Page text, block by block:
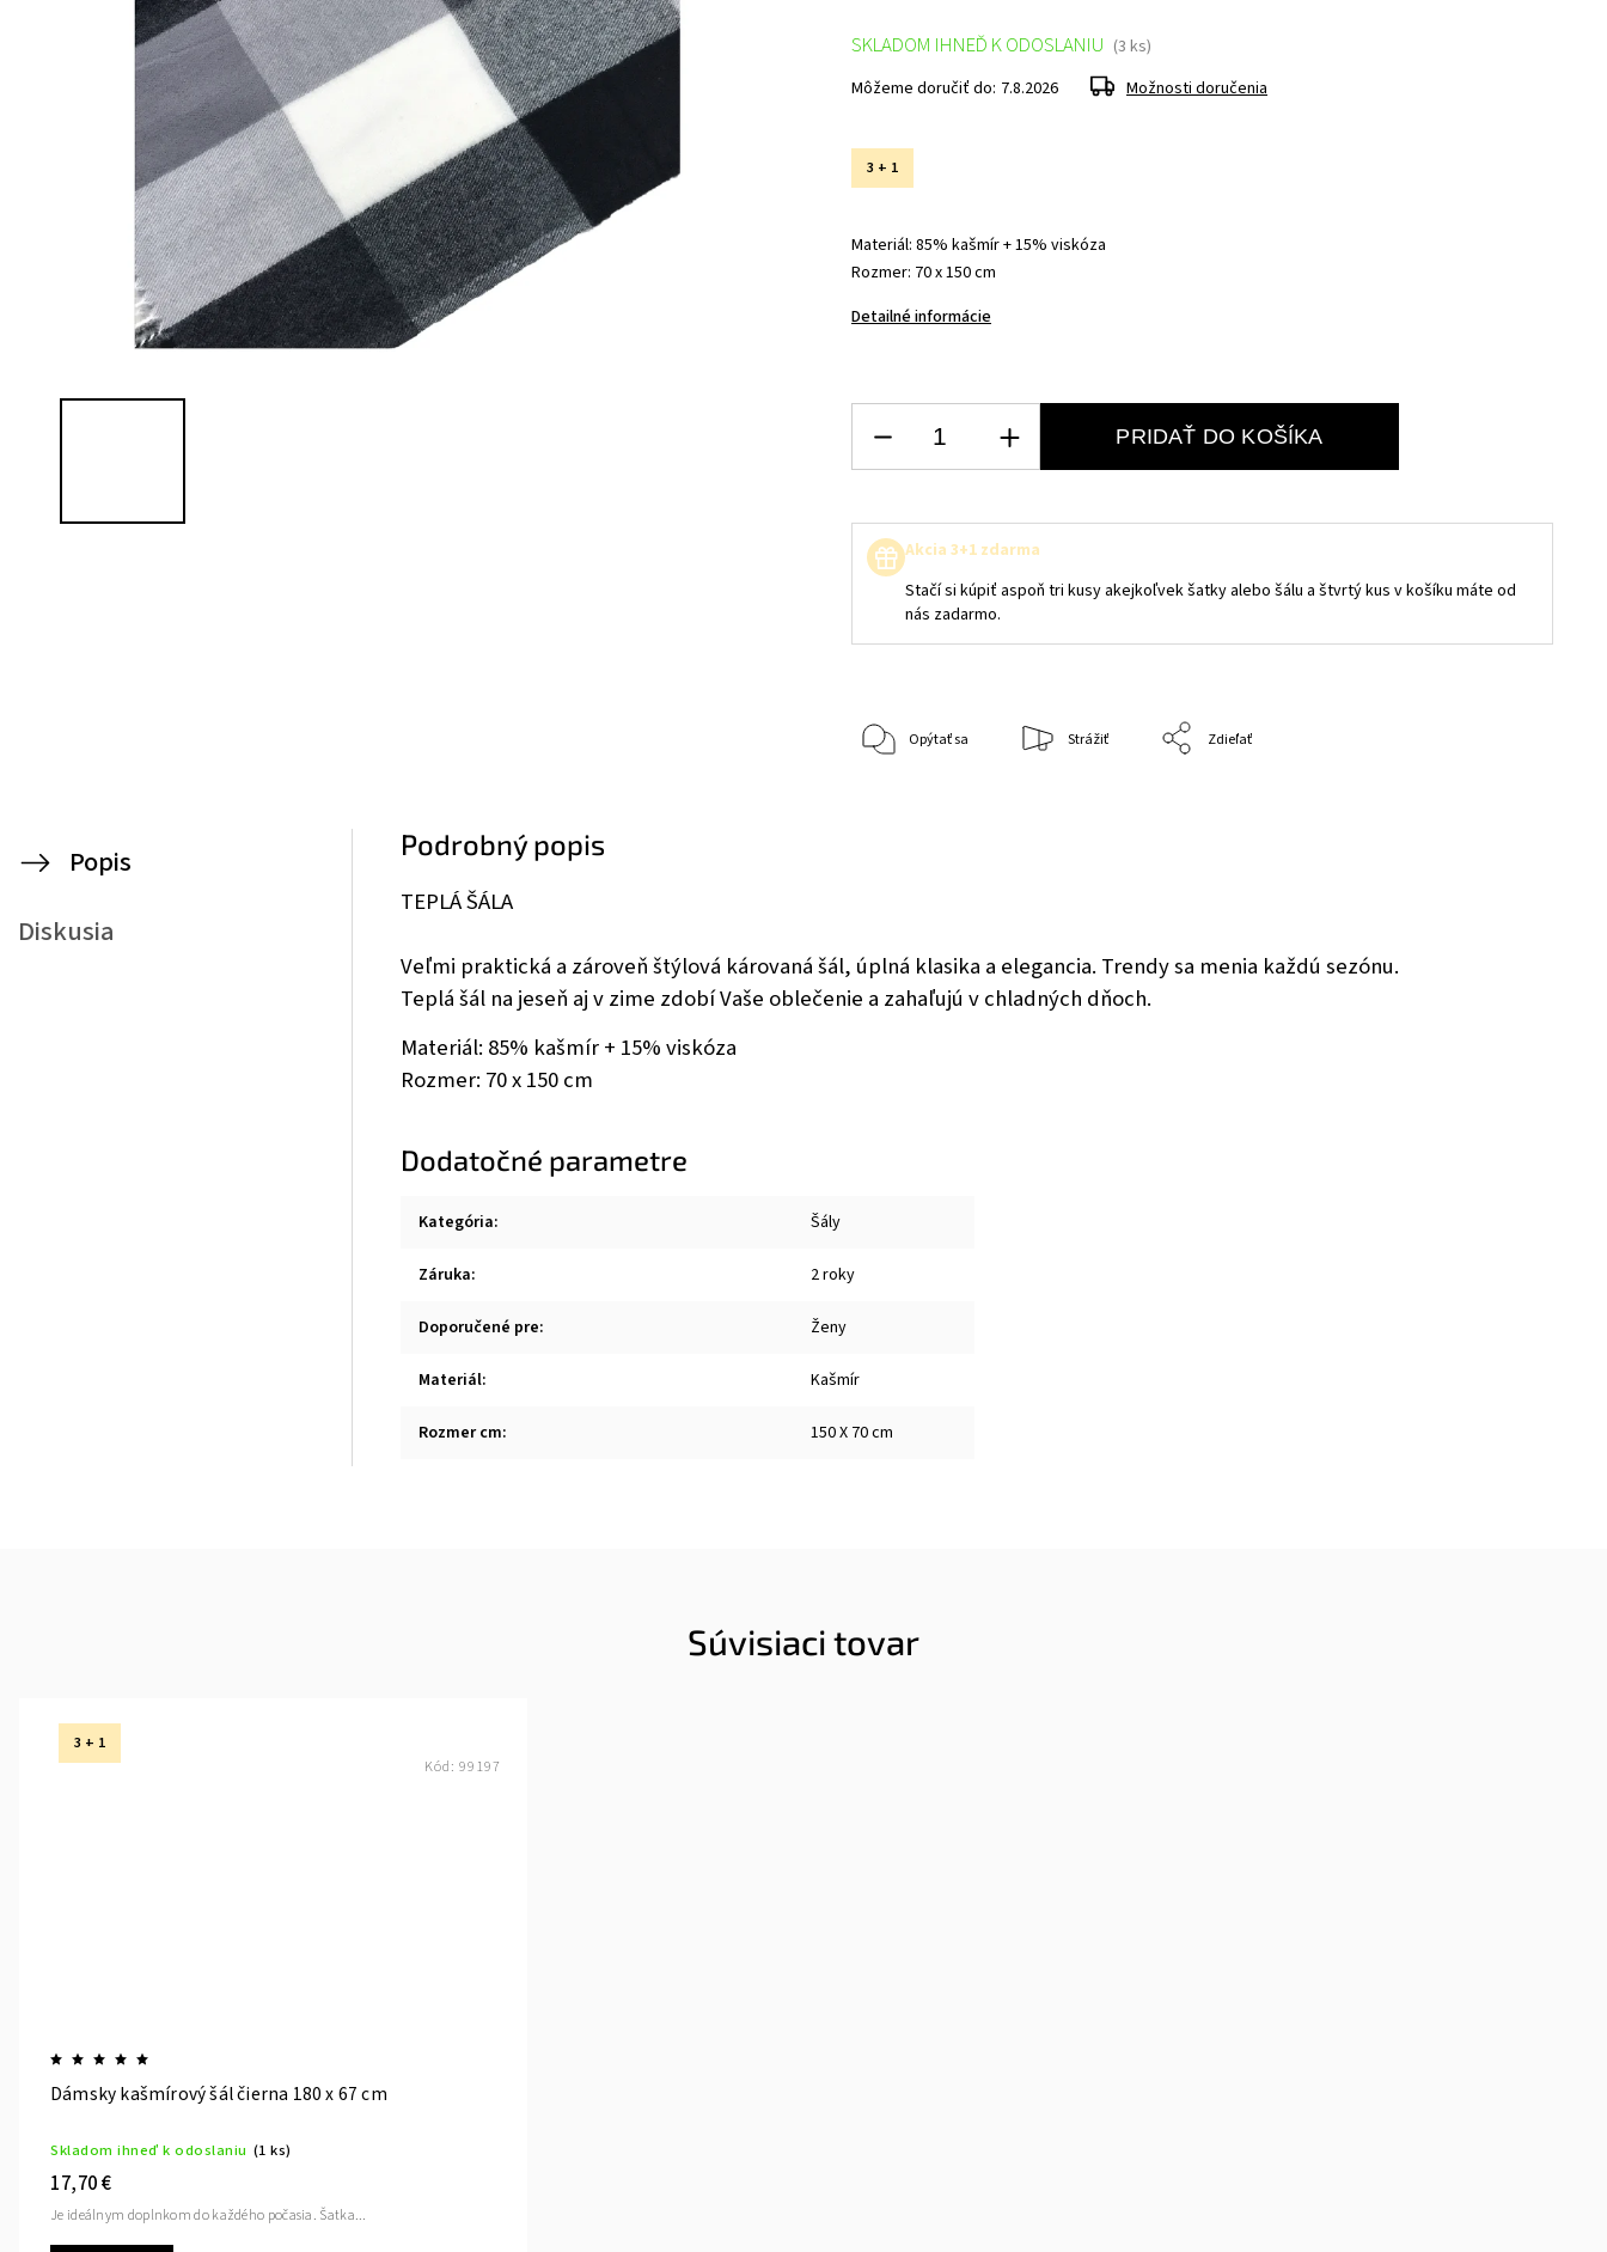
3 + 1
Materiál: 85% kašmír + 15% viskóza
Rozmer: 70 x 150 cm
Detailné informácie
SKLADOM IHNEĎ K ODOSLANIU (3 ks)
Môžeme doručiť do: 7.8.2026 Možnosti doručenia
PRIDAŤ DO KOŠÍKA
Akcia 3+1 zdarma
Stačí si kúpiť aspoň tri kusy akejkoľvek šatky alebo šálu a štvrtý kus v košíku máte od
nás zadarmo.
Opýtať sa Strážiť Zdieľať
Popis
Diskusia
Podrobný popis
TEPLÁ ŠÁLA
Veľmi praktická a zároveň štýlová károvaná šál, úplná klasika a elegancia. Trendy sa menia každú sezónu.
Teplá šál na jeseň aj v zime zdobí Vaše oblečenie a zahaľujú v chladných dňoch.
Materiál: 85% kašmír + 15% viskóza
Rozmer: 70 x 150 cm
Dodatočné parametre
Kategória: Šály
Záruka: 2 roky
Doporučené pre: Ženy
Materiál: Kašmír
Rozmer cm: 150 X 70 cm
Súvisiaci tovar
3 + 1
Dámsky kašmírový šál čierna 180 x 67 cm
Skladom ihneď k odoslaniu (1 ks)
17,70 €
Je ideálnym doplnkom do každého počasia. Šatka...
Kód: 99197